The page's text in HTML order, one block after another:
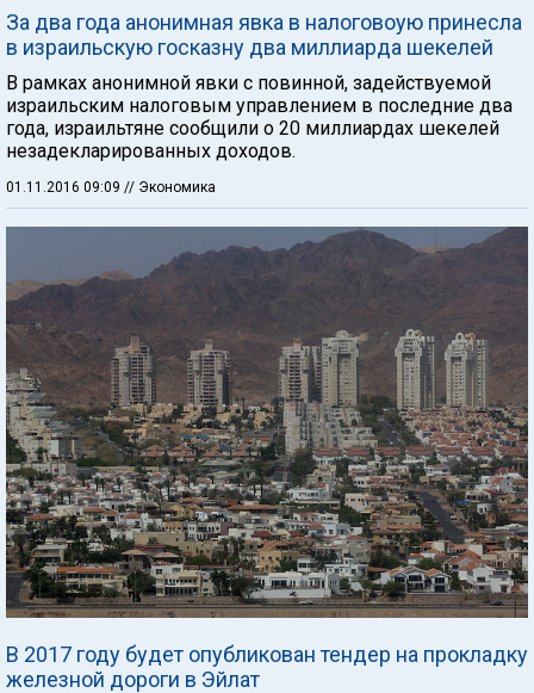
За два года анонимная явка в налоговоую принесла
в израильскую госказну два миллиарда шекелей
В рамках анонимной явки с повинной, задействуемой
израильским налоговым управлением в последние два
года, израильтяне сообщили о 20 миллиардах шекелей
незадекларированных доходов.
01.11.2016 09:09 // Экономика
В 2017 году будет опубликован тендер на прокладку
железной дороги в Эйлат